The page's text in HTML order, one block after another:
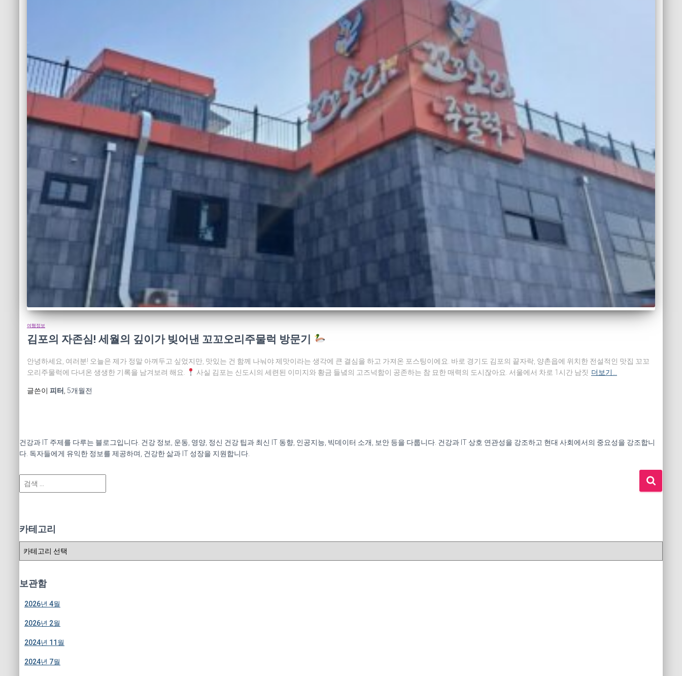
여행정보
김포의 자존심! 세월의 깊이가 빚어낸 꼬꼬오리주물럭 방문기
안녕하세요, 여러분! 오늘은 제가 정말 아껴두고 싶었지만, 맛있는 건 함께 나눠야 제맛이라는 생각에 큰 결심을 하고 가져온 포스팅이에요. 바로 경기도 김포의 끝자락, 양촌읍에 위치한 전설적인 맛집 꼬꼬
오리주물럭에 다녀온 생생한 기록을 남겨보려 해요.
사실 김포는 신도시의 세련된 이미지와 황금 들녘의 고즈넉함이 공존하는 참 묘한 매력의 도시잖아요. 서울에서 차로 1시간 남짓 더보기…
글쓴이 피터 5개월전
건강과 IT 주제를 다루는 블로그입니다. 건강 정보, 운동, 영양, 정신 건강 팁과 최신 IT 동향, 인공지능, 빅데이터 소개, 보안 등을 다룹니다. 건강과 IT 상호 연관성을 강조하고 현대 사회에서의 중요성을 강조합니
다. 독자들에게 유익한 정보를 제공하며, 건강한 삶과 IT 성장을 지원합니다.
검
색
카테고리
리
보관함
2026년 4월
2026년 2월
2024년 11월
2024년 7월